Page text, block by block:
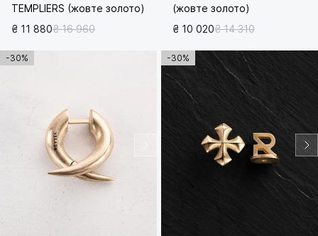
TEMPLIERS (жовте золото)
₴ 11 880₴ 16 960
(жовте золото)
₴ 10 020₴ 14 310
-30% -30%